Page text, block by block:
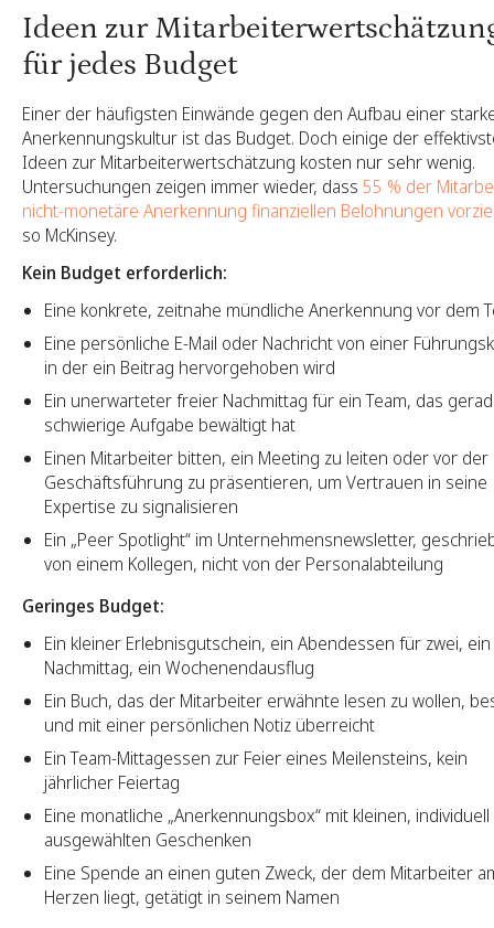
Ideen zur
für jedes Budget
Einer der häufigsten Einwände gegen den Aufbau einer
Anerkennungskultur ist das Budget. Doch einige der
Ideen zur Mitarbeiterwertschätzung kosten nur sehr wenig.
Untersuchungen zeigen immer wieder, dass 55 % der
nicht-monetäre Anerkennung finanziellen Belohnungen
so McKinsey.
Kein Budget erforderlich:
Eine konkrete, zeitnahe mündliche Anerkennung vor dem
Eine persönliche E-Mail oder Nachricht von einer
in der ein Beitrag hervorgehoben wird
Ein unerwarteter freier Nachmittag für ein Team, das
schwierige Aufgabe bewältigt hat
Einen Mitarbeiter bitten, ein Meeting zu leiten oder vor der
Geschäftsführung zu präsentieren, um Vertrauen in seine
Expertise zu signalisieren
Ein „Peer Spotlight“ im Unternehmensnewsletter,
von einem Kollegen, nicht von der Personalabteilung
Geringes Budget:
Ein kleiner Erlebnisgutschein, ein Abendessen für zwei, ein
Nachmittag, ein Wochenendausflug
Ein Buch, das der Mitarbeiter erwähnte lesen zu wollen,
und mit einer persönlichen Notiz überreicht
Ein Team-Mittagessen zur Feier eines Meilensteins, kein
jährlicher Feiertag
Eine monatliche „Anerkennungsbox“ mit kleinen, individuell
ausgewählten Geschenken
Eine Spende an einen guten Zweck, der dem Mitarbeiter
Herzen liegt, getätigt in seinem Namen